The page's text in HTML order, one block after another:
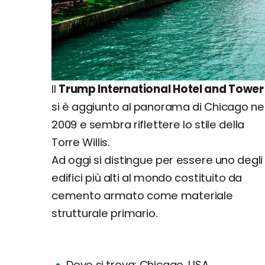
Il Trump International Hotel and Tower
si è aggiunto al panorama di Chicago
2009 e sembra riflettere lo stile della
Torre Willis.
Ad oggi si distingue per essere uno degli
edifici più alti al mondo costituito da
cemento armato come materiale
strutturale primario.